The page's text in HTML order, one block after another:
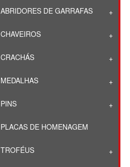
ABRIDORES DE GARRAFAS
CHAVEIROS
CRACHÁS
MEDALHAS
PINS
PLACAS DE HOMENAGEM
TROFÉUS